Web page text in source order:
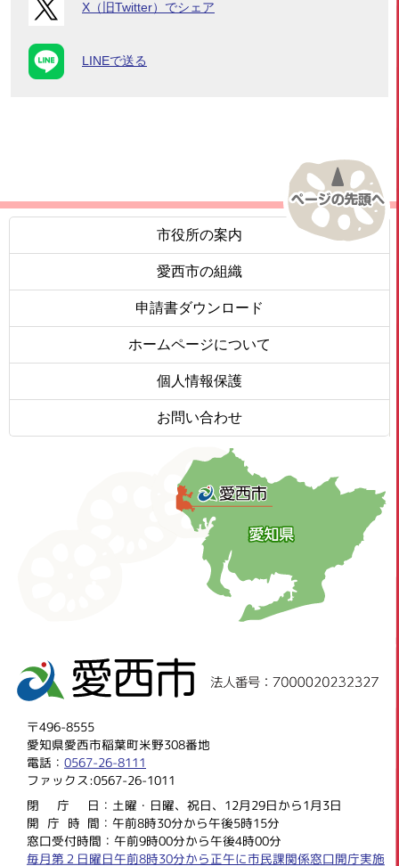
X（旧Twitter）でシェア
LINEで送る
市役所の案内
愛西市の組織
申請書ダウンロード
ホームページについて
個人情報保護
お問い合わせ
〒496-8555
愛知県愛西市稲葉町米野308番地
電話：0567-26-8111
ファックス:0567-26-1011
閉庁 日：土曜・日曜、祝日、12月29日から1月3日
開庁時 間：午前8時30分から午後5時15分
窓口受付時間：午前9時00分から午後4時00分
毎月第２日曜日午前8時30分から正午に市民課関係窓口開庁実施